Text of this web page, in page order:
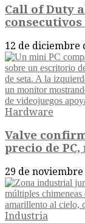
Call of Duty
consecutivos
12 de diciembre
Hardware
Valve
precio de PC,
29 de noviembre
Industria